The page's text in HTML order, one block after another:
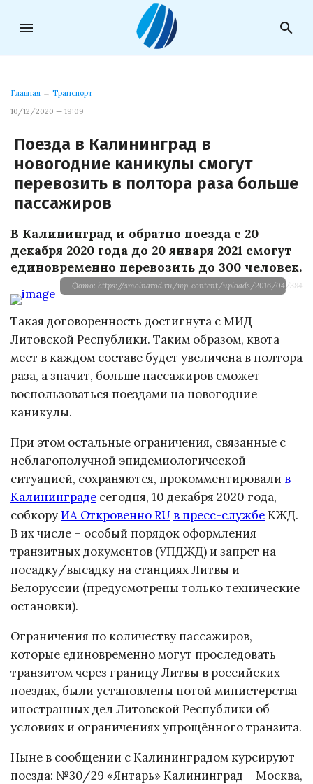
menu search
Главная → Транспорт
10/12/2020 — 19:09
Поезда в Калининград в
новогодние каникулы смогут
перевозить в полтора раза больше
пассажиров
В Калининград и обратно поезда с 20
декабря 2020 года до 20 января 2021 смогут
единовременно перевозить до 300 человек.
Фото: https://smolnarod.ru/wp-content/uploads/2016/04/
Такая договоренность достигнута с МИД
Литовской Республики. Таким образом, квота
мест в каждом составе будет увеличена в полтора
раза, а значит, больше пассажиров сможет
воспользоваться поездами на новогодние
каникулы.
При этом остальные ограничения, связанные с
неблагополучной эпидемиологической
ситуацией, сохраняются, прокомментировали в
Калининграде сегодня, 10 декабря 2020 года,
собкоруИА Откровенно RU в пресс-службеКЖД.
В их числе – особый порядок оформления
транзитных документов (УПДЖД) и запрет на
посадку/высадку на станциях Литвы и
Белоруссии (предусмотрены только технические
остановки).
Ограничения по количеству пассажиров,
которые единовременно могут проследовать
транзитом через границу Литвы в российских
поездах, были установлены нотой министерства
иностранных дел Литовской Республики об
условиях и ограничениях упрощённого транзита.
Ныне в сообщении с Калининградом курсируют
поезда: №30/29 «Янтарь» Калининград – Москва,